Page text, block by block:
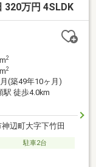
320万円 4SLDK
2
2
(築49年10ヶ月)
駅 徒歩4.0km
辺町大字下竹田
駐車2台